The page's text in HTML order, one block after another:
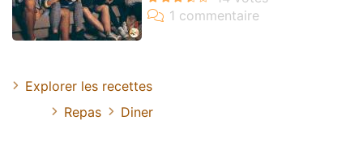
Explorer les recettes
Repas
Diner